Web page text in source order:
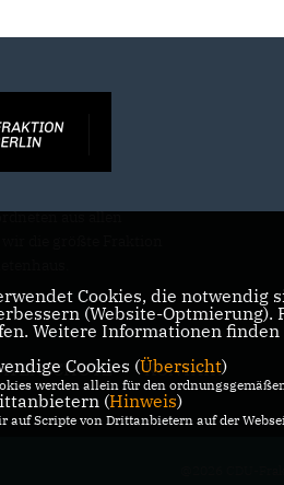
aus allen
KONTAKT
Cookies, die
(Website-
Weitere Informationen
Cookies (Übersicht)
werden allein für den
(Hinweis)
auf Scripte von Drittanbietern auf der